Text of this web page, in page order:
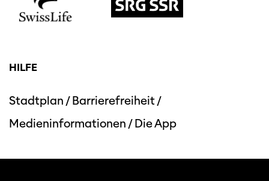
HILFE
Stadtplan /Barrierefreiheit/
Medieninformationen /Die App